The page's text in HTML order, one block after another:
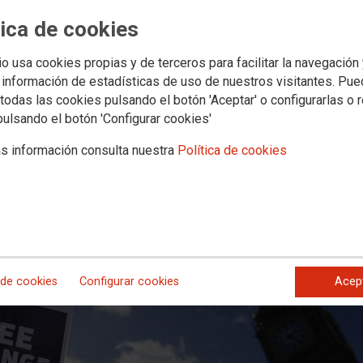
de cookies
usa cookies propias y de terceros para facilitar la navegación
de estadísticas de uso de nuestros visitantes.
las cookies pulsando el botón 'Aceptar' o configurarlas o
el botón 'Configurar cookies'
información consulta nuestra Política de cookies
cookies Configurar cookies
se suma al llamamiento
contra Julian Assange
la última apelación del fundador de Wikileaks contra una orden de
FSC de Comisiones Obreras queremos sumarnos al llamamiento de
de Periodistas (FEP), para que el gobierno de Estados Unidos